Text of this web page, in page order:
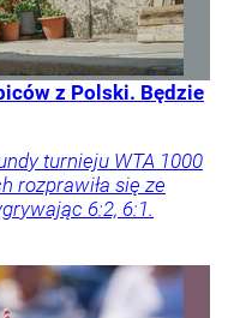
z Polski. Będzie
turnieju WTA 1000
rozprawiła się ze
6:2, 6:1.